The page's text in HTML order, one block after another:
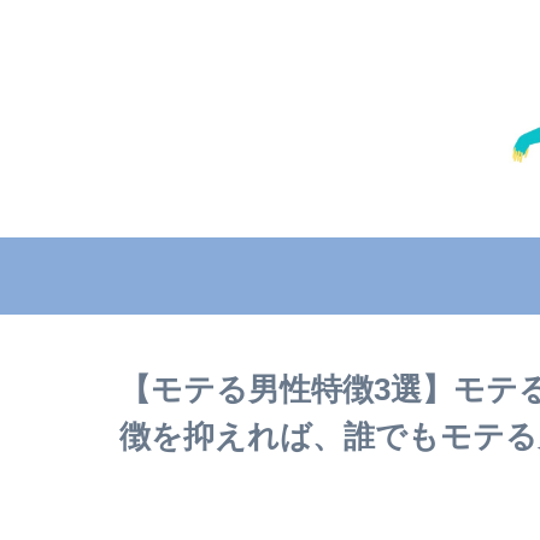
【モテる男性特徴3選】モ
徴を抑えれば、誰でもモテ